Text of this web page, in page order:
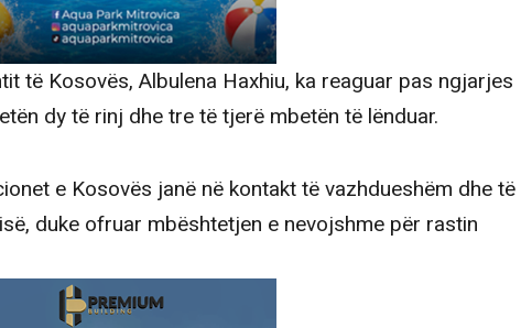
të Kosovës, Albulena Haxhiu, ka reaguar pas ngjarjes
dy të rinj dhe tre të tjerë mbetën të lënduar.
e Kosovës janë në kontakt të vazhdueshëm dhe të
duke ofruar mbështetjen e nevojshme për rastin